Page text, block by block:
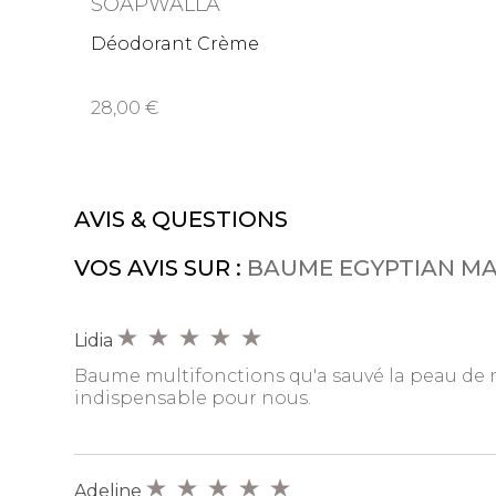
SOAPWALLA
Déodorant Crème
28,00
AVIS & QUESTIONS
VOS AVIS SUR : BAUME EGYPTIAN
Lidia
Baume multifonctions qu'a sauvé la peau de
indispensable pour nous.
Adeline